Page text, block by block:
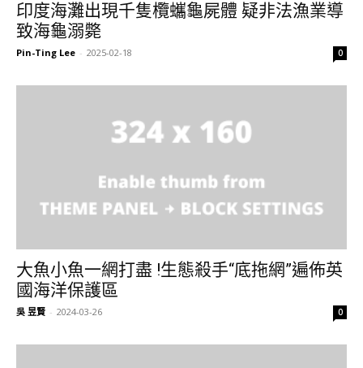
印度海灘出現千隻欖蠵龜屍體 疑非法漁業導
致海龜溺斃
Pin-Ting Lee - 2025-02-18 0
大魚小魚一網打盡 !生態殺手“底拖網”遍佈英
國海洋保護區
吳 昱賢 - 2024-03-26 0